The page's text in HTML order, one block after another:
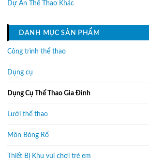
Dự Án Thể Thao Khác
DANH MỤC SẢN PHẨM
Công trình thể thao
Dụng cụ
Dụng Cụ Thể Thao Gia Đình
Lưới thể thao
Môn Bóng Rổ
Thiết Bị Khu vui chơi trẻ em